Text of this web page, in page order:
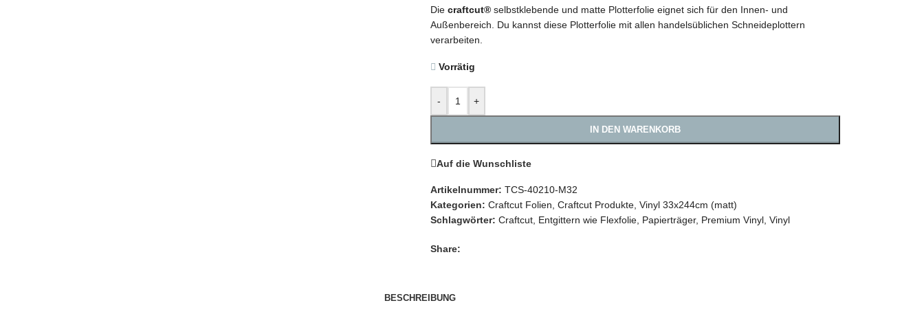
Die craftcut® selbstklebende und matte Plotterfolie eignet sich für den Innen- und
Außenbereich. Du kannst diese Plotterfolie mit allen handelsüblichen Schneideplottern
verarbeiten.
Vorrätig
- +
IN DEN WARENKORB
Auf die Wunschliste
Artikelnummer: TCS-40210-M32
Kategorien: Craftcut Folien Craftcut Produkte, Vinyl 33x244cm (matt)
Schlagwörter: Craftcut, Entgittern wie Flexfolie, Papierträger, Premium Vinyl, Vinyl
Share:
BESCHREIBUNG